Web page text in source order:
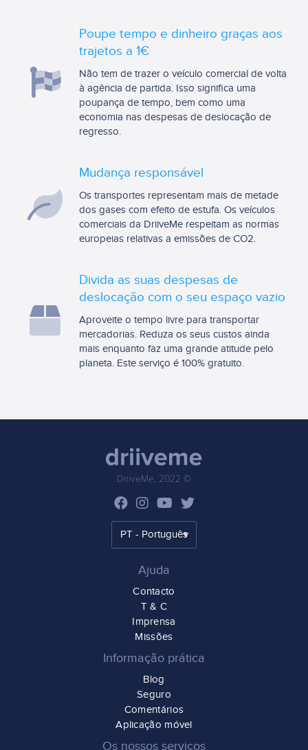
Poupe tempo e dinheiro graças aos
trajetos a 1€
Não tem de trazer o veículo comercial de volta
à agência de partida. Isso significa uma
poupança de tempo, bem como uma
economia nas despesas de deslocação de
regresso.
Mudança responsável
Os transportes representam mais de metade
dos gases com efeito de estufa. Os veículos
comerciais da DriiveMe respeitam as normas
europeias relativas a emissões de CO2.
Divida as suas despesas de
deslocação com o seu espaço vazio
Aproveite o tempo livre para transportar
mercadorias. Reduza os seus custos ainda
mais enquanto faz uma grande atitude pelo
planeta. Este serviço é 100% gratuito.
DriiveMe, 2022 ©
Ajuda
Contacto
T & C
Imprensa
Missões
Informação prática
Blog
Seguro
Comentários
Aplicação móvel
Os nossos serviços